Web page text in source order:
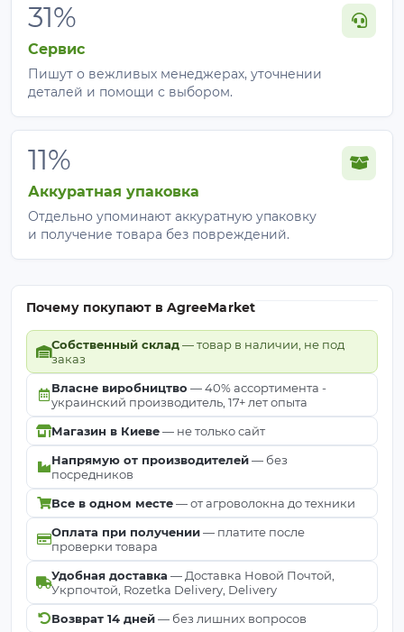
31%
Сервис
Пишут о вежливых менеджерах, уточнении
деталей и помощи с выбором.
11%
Аккуратная упаковка
Отдельно упоминают аккуратную упаковку
и получение товара без повреждений.
Почему покупают в AgreeMarket
Собственный склад— товар в наличии, не под
заказ
Власне виробництво — 40% ассортимента -
украинский производитель, 17+ лет опыта
Магазин в Киеве— не только сайт
Напрямую от производителей— без
посредников
Все в одном месте— от агроволокна до техники
Оплата при получении— платите после
проверки товара
Удобная доставка — Доставка Новой Почтой,
Укрпочтой, Rozetka Delivery, Delivery
Возврат 14 дней— без лишних вопросов